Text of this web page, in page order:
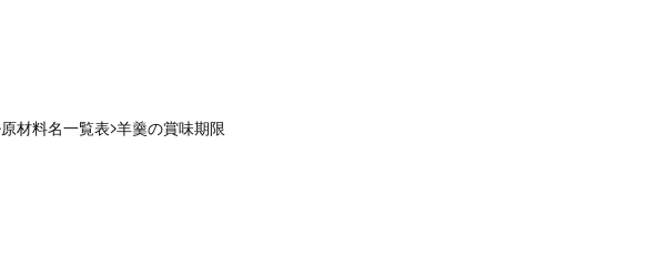
原材料名一覧表 羊羹の賞味期限